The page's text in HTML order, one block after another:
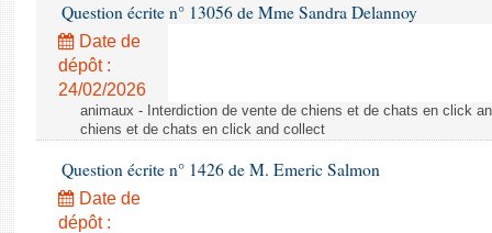
Question écrite n° 13056 de Mme Sandra Delannoy
Date de
dépôt :
24/02/2026
animaux - Interdiction de vente de chiens et de chats en click
chiens et de chats en click and collect
Question écrite n° 1426 de M. Emeric Salmon
Date de
dépôt :